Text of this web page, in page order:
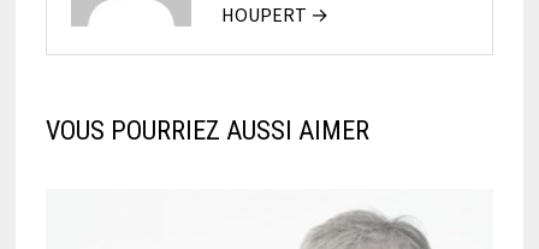
HOUPERT →
VOUS POURRIEZ AUSSI AIMER